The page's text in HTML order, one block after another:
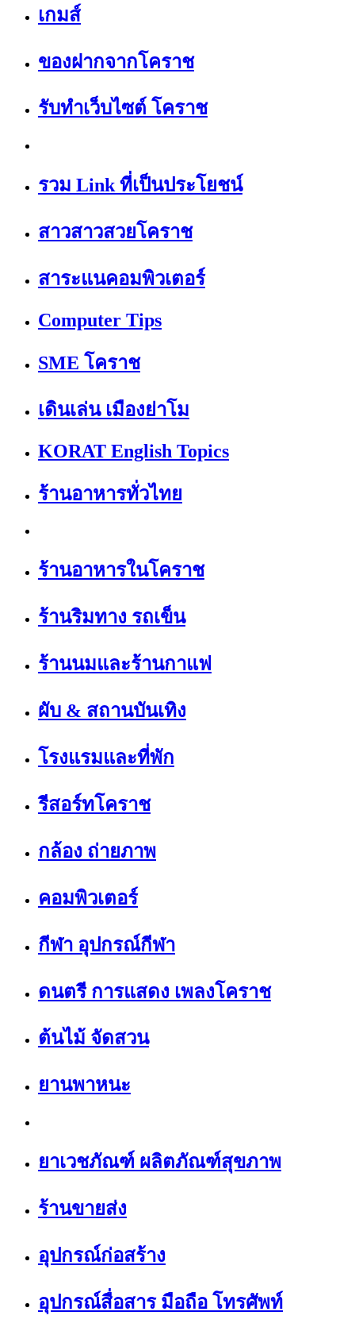
เกมส์
ของฝากจากโคราช
รับทำเว็บไซต์ โคราช
รวม Link ที่เป็นประโยชน์
สาวสาวสวยโคราช
สาระแนคอมพิวเตอร์
Computer Tips
SME โคราช
เดินเล่น เมืองย่าโม
KORAT English Topics
ร้านอาหารทั่วไทย
ร้านอาหารในโคราช
ร้านริมทาง รถเข็น
ร้านนมและร้านกาแฟ
ผับ & สถานบันเทิง
โรงแรมและที่พัก
รีสอร์ทโคราช
กล้อง ถ่ายภาพ
คอมพิวเตอร์
กีฬา อุปกรณ์กีฬา
ดนตรี การแสดง เพลงโคราช
ต้นไม้ จัดสวน
ยานพาหนะ
ยาเวชภัณฑ์ ผลิตภัณฑ์สุขภาพ
ร้านขายส่ง
อุปกรณ์ก่อสร้าง
อุปกรณ์สื่อสาร มือถือ โทรศัพท์